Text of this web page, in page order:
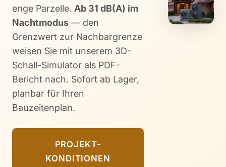
enge Parzelle. Ab 31 dB(A) im
Nachtmodus — den
Grenzwert zur Nachbargrenze
weisen Sie mit unserem 3D-
Schall-Simulator als PDF-
Bericht nach. Sofort ab Lager,
planbar für Ihren
Bauzeitenplan.
PROJEKT-
KONDITIONEN